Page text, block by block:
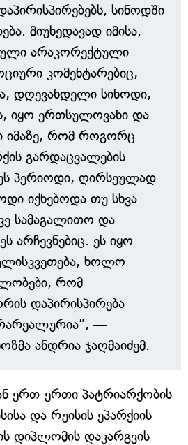
სინოდში
მიუხედავად იმისა,
არაკორექტული
კომენტარებიც,
დღევანდელი სინოდი,
იყო ერთსულოვანი და
იმაზე, რომ როგორც
გარდაცვალების
პერიოდი, ღირსეულად
იქნებოდა თუ სხვა
სამაგალითო და
არჩევნებიც. ეს იყო
ხოლო
რომ
დაპირისპირება
—
ანდრია ჯაღმაიძემ.
ერთ-ერთი პატრიარქობის
და რუისის ეპარქიის
დიპლომის დაკარგვის